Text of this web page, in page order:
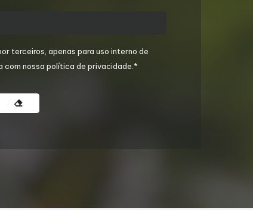
terceiros, apenas para uso interno de
com nossa política de privacidade.*